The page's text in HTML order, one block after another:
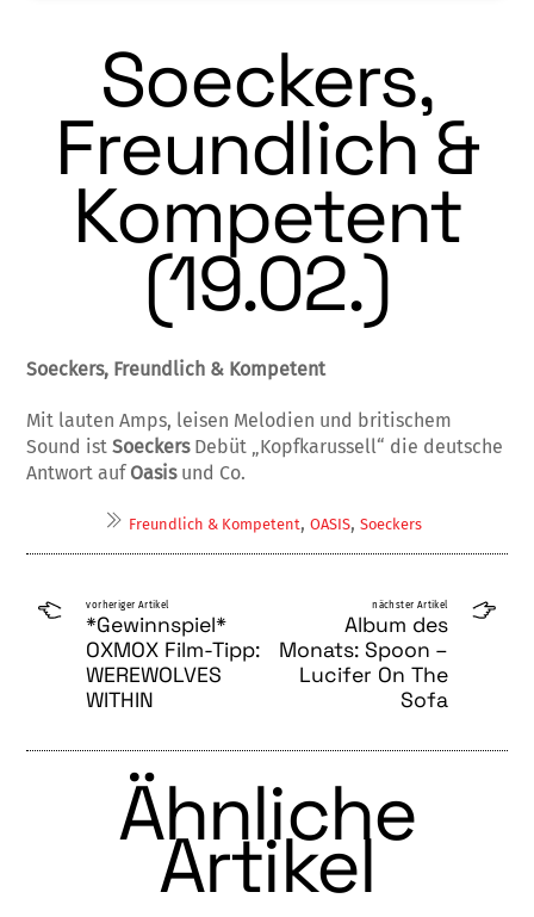
Soeckers,
Freundlich &
Kompetent
(19.02.)
Soeckers, Freundlich & Kompetent
Mit lauten Amps, leisen Melodien und britischem
Sound istSoeckersDebüt „Kopfkarussell“ die deutsche
Antwort auf Oasisund Co.
Freundlich & Kompetent, OASIS, Soeckers
vorheriger Artikel
*Gewinnspiel*
OXMOX Film-Tipp:
WEREWOLVES
WITHIN
nächster Artikel
Album des
Monats: Spoon –
Lucifer On The
Sofa
Ähnliche
Artikel